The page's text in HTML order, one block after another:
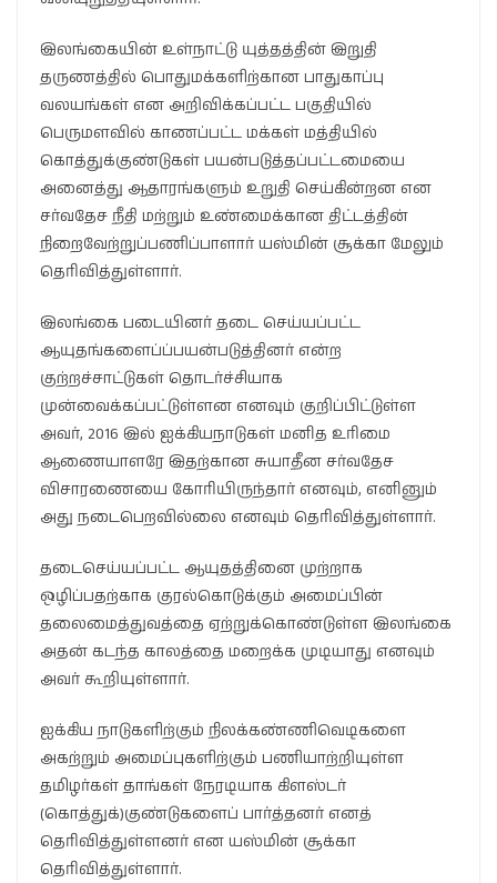
இலங்கையின் உள்நாட்டு யுத்தத்தின் இறுதி
தருணத்தில் பொதுமக்களிற்கான பாதுகாப்பு
வலயங்கள் என அறிவிக்கப்பட்ட பகுதியில்
பெருமளவில் காணப்பட்ட மக்கள் மத்தியில்
கொத்துக்குண்டுகள் பயன்படுத்தப்பட்டமையை
அனைத்து ஆதாரங்களும் உறுதி செய்கின்றன என
சர்வதேச நீதி மற்றும் உண்மைக்கான திட்டத்தின்
நிறைவேற்றுப்பணிப்பாளார் யஸ்மின் சூக்கா மேலும்
தெரிவித்துள்ளார்.
இலங்கை படையினர் தடை செய்யப்பட்ட
ஆயுதங்களைப்ப்பயன்படுத்தினர் என்ற
குற்றச்சாட்டுகள் தொடர்ச்சியாக
முன்வைக்கப்பட்டுள்ளன எனவும் குறிப்பிட்டுள்ள
அவர், 2016 இல் ஐக்கியநாடுகள் மனித உரிமை
ஆணையாளரே இதற்கான சுயாதீன சர்வதேச
விசாரணையை கோரியிருந்தார் எனவும், எனினும்
அது நடைபெறவில்லை எனவும் தெரிவித்துள்ளார்.
தடைசெய்யப்பட்ட ஆயுதத்தினை முற்றாக
ஒழிப்பதற்காக குரல்கொடுக்கும் அமைப்பின்
தலைமைத்துவத்தை ஏற்றுக்கொண்டுள்ள இலங்கை
அதன் கடந்த காலத்தை மறைக்க முடியாது எனவும்
அவர் கூறியுள்ளார்.
ஐக்கிய நாடுகளிற்கும் நிலக்கண்ணிவெடிகளை
அகற்றும் அமைப்புகளிற்கும் பணியாற்றியுள்ள
தமிழர்கள் தாங்கள் நேரடியாக கிளஸ்டர்
(கொத்துக்)குண்டுகளைப் பார்த்தனர் எனத்
தெரிவித்துள்ளனர் என யஸ்மின் சூக்கா
தெரிவித்துள்ளார்.